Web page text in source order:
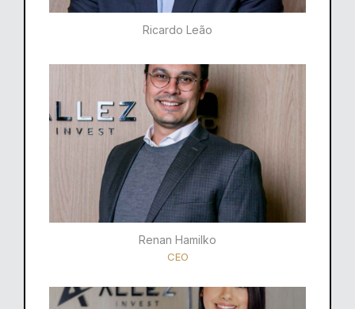
Ricardo Leão​
Renan Hamilko​
CEO